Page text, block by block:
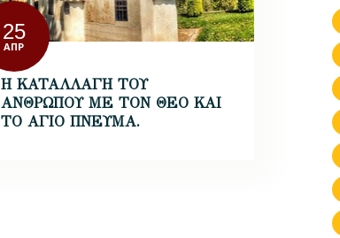
25
ΑΠΡ
Η ΚΑΤΑΛΛΑΓΗ ΤΟΥ
ΑΝΘΡΩΠΟΥ ΜΕ ΤΟΝ ΘΕΟ ΚΑΙ
ΤΟ ΑΓΙΟ ΠΝΕΥΜΑ.